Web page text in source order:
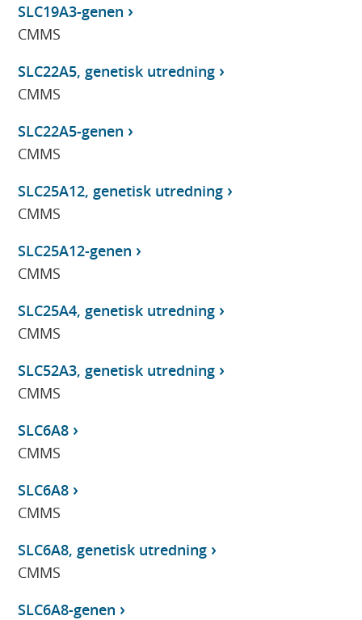
SLC19A3-genen
CMMS
SLC22A5, genetisk utredning
CMMS
SLC22A5-genen
CMMS
SLC25A12, genetisk utredning
CMMS
SLC25A12-genen
CMMS
SLC25A4, genetisk utredning
CMMS
SLC52A3, genetisk utredning
CMMS
SLC6A8
CMMS
SLC6A8
CMMS
SLC6A8, genetisk utredning
CMMS
SLC6A8-genen